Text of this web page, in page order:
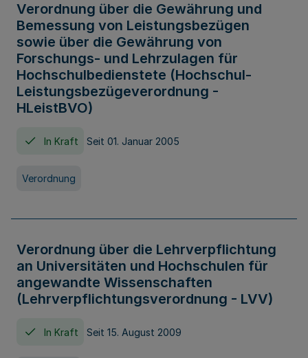
Verordnung über die Gewährung und
Bemessung von Leistungsbezügen
sowie über die Gewährung von
Forschungs- und Lehrzulagen für
Hochschulbedienstete (Hochschul-
Leistungsbezügeverordnung -
HLeistBVO)
In Kraft Seit 01. Januar 2005
Verordnung
Verordnung über die Lehrverpflichtung
an Universitäten und Hochschulen für
angewandte Wissenschaften
(Lehrverpflichtungsverordnung - LVV)
In Kraft Seit 15. August 2009